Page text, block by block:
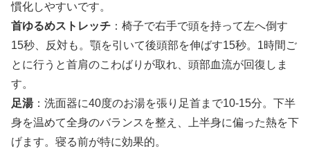
慣化しやすいです。
首ゆるめストレッチ ：椅子で右手で頭を持って左へ倒す
15秒、反対も。顎を引いて後頭部を伸ばす15秒。1時間ご
とに行うと首肩のこわばりが取れ、頭部血流が回復しま
す。
足湯：洗面器に40度のお湯を張り足首まで10-15分。下半
身を温めて全身のバランスを整え、上半身に偏った熱を下
げます。寝る前が特に効果的。